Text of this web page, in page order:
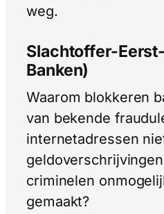
weg.
Slachtoffer-
Banken)
Waarom blokkeren
van bekende
internetadressen
criminelen
gemaakt?